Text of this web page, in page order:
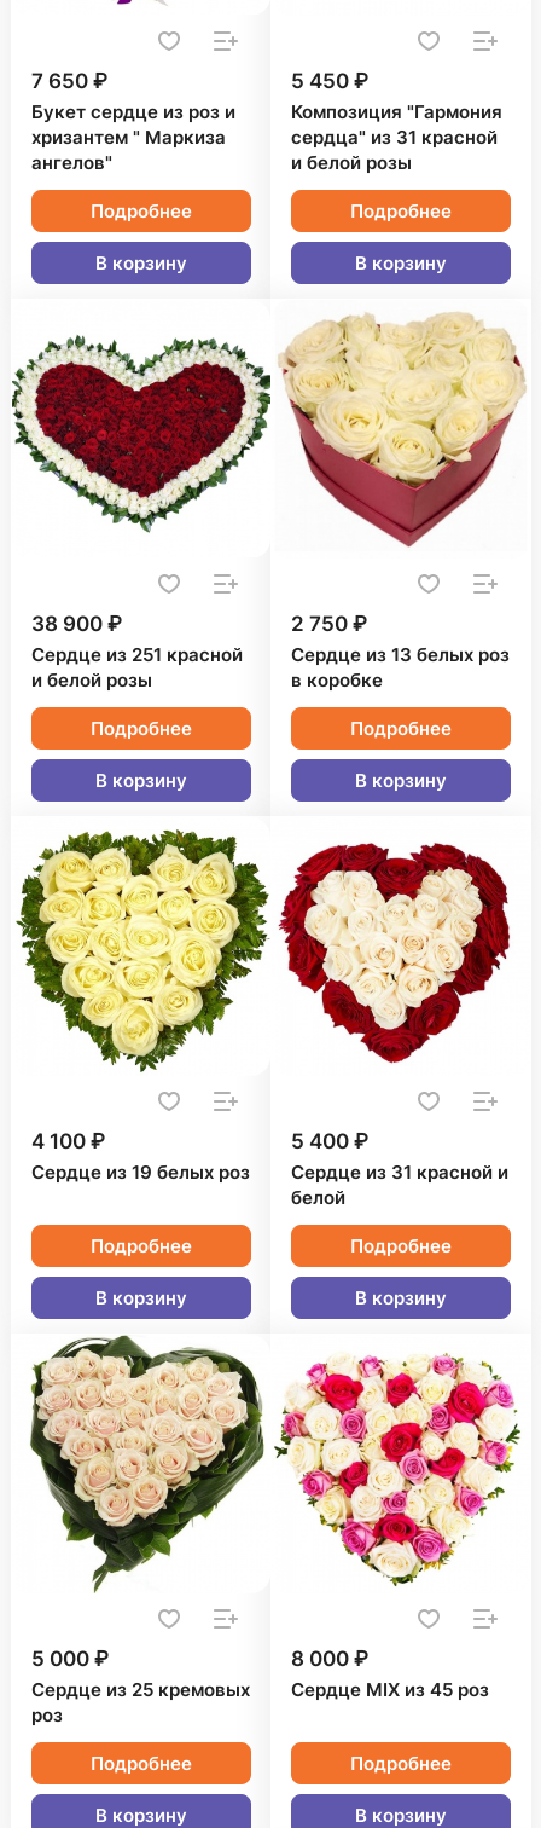
7 650 ₽
Букет сердце из роз и
хризантем " Маркиза
ангелов"
Подробнее
В корзину
5 450 ₽
Композиция "Гармония
сердца" из 31 красной
и белой розы
Подробнее
В корзину
38 900 ₽
Сердце из 251 красной
и белой розы
Подробнее
В корзину
2 750 ₽
Сердце из 13 белых роз
в коробке
Подробнее
В корзину
4 100 ₽
Сердце из 19 белых роз
Подробнее
В корзину
5 400 ₽
Сердце из 31 красной и
белой
Подробнее
В корзину
5 000 ₽
Сердце из 25 кремовых
роз
Подробнее
В корзину
8 000 ₽
Сердце MIX из 45 роз
Подробнее
В корзину